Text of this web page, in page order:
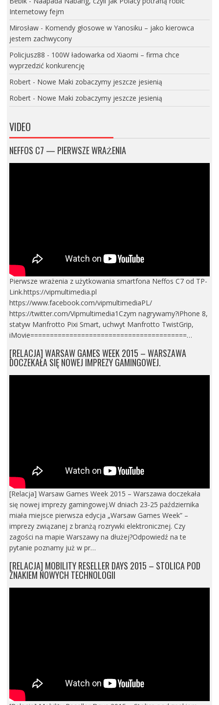
Internetowy fejm
Mirosław- Komendy głosowe w Yanosiku – jako kierowca
jestem zachwycony
Policjusz88 - 100W ładowarka od Xiaomi – firma chce
wyprzedzić konkurencję
Robert- Nowe Maki zobaczymy jeszcze jesienią
Robert- Nowe Maki zobaczymy jeszcze jesienią
VIDEO
NEFFOS C7 — PIERWSZE WRAŻENIA
Pierwsze wrażenia z użytkowania smartfona Neffos C7 od TP-
Link.https://vipmultimedia.pl
https://www.facebook.com/vipmultimediaPL/
https://twitter.com/Vipmultimedia1Czym nagrywamy?iPhone 8,
statyw Manfrotto Pixi Smart, uchwyt Manfrotto TwistGrip,
iMovie========================================…
[RELACJA] WARSAW GAMES WEEK 2015 – WARSZAWA
DOCZEKAŁA SIĘ NOWEJ IMPREZY GAMINGOWEJ.
[Relacja] Warsaw Games Week 2015 – Warszawa doczekała
się nowej imprezy gamingowej.W dniach 23-25 października
miała miejsce pierwsza edycja „Warsaw Games Week” –
imprezy związanej z branżą rozrywki elektronicznej. Czy
zagości na mapie Warszawy na dłużej?Odpowiedź na te
pytanie poznamy już w pr…
[RELACJA] MOBILITY RESELLER DAYS 2015 – STOLICA POD
ZNAKIEM NOWYCH TECHNOLOGII